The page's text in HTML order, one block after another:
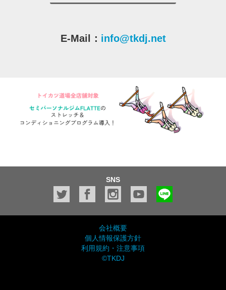
E-Mail： info@tkdj.net
SNS
会社概要
個人情報保護方針
利用規約・注意事項
©TKDJ